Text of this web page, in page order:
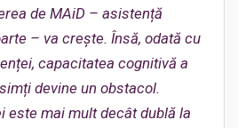
de MAiD – asistență
– va crește. Însă, odată cu
capacitatea cognitivă a
devine un obstacol.
este mai mult decât dublă la